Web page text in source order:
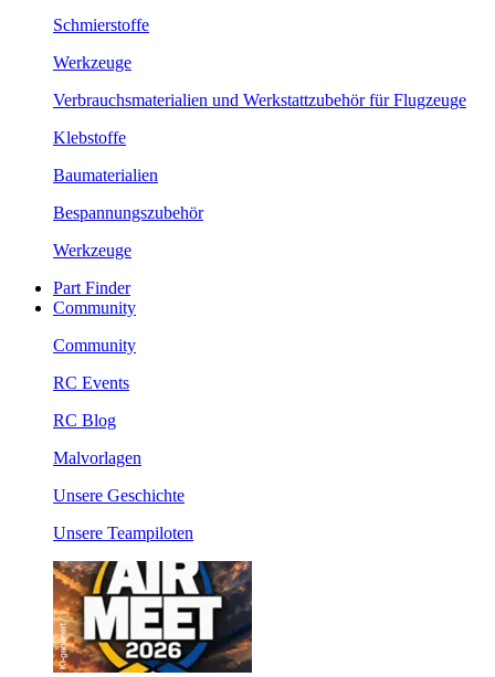
Schmierstoffe
Werkzeuge
Verbrauchsmaterialien und Werkstattzubehör für Flugzeuge
Klebstoffe
Baumaterialien
Bespannungszubehör
Werkzeuge
Part Finder
Community
Community
RC Events
RC Blog
Malvorlagen
Unsere Geschichte
Unsere Teampiloten